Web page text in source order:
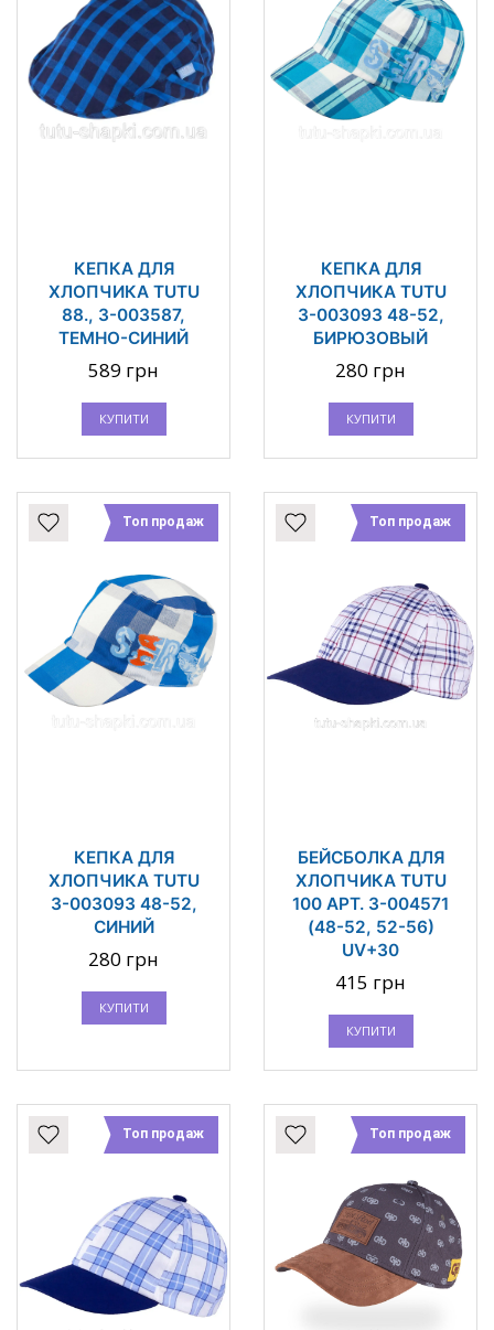
КЕПКА ДЛЯ
ХЛОПЧИКА TUTU
88., 3-003587,
ТЕМНО-СИНИЙ
589 грн
КУПИТИ
КЕПКА ДЛЯ
ХЛОПЧИКА TUTU
3-003093 48-52,
БИРЮЗОВЫЙ
280 грн
КУПИТИ
Топ продаж
КЕПКА ДЛЯ
ХЛОПЧИКА TUTU
3-003093 48-52,
СИНИЙ
280 грн
КУПИТИ
Топ продаж
БЕЙСБОЛКА ДЛЯ
ХЛОПЧИКА TUTU
100 АРТ. 3-004571
(48-52, 52-56)
UV+30
415 грн
КУПИТИ
Топ продаж Топ продаж